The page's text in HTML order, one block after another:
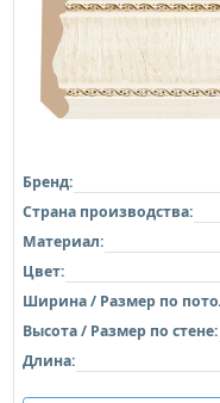
Бренд:
Страна производства:
Материал:
Цвет:
Ширина / Размер по
Высота / Размер по стене:
Длина: